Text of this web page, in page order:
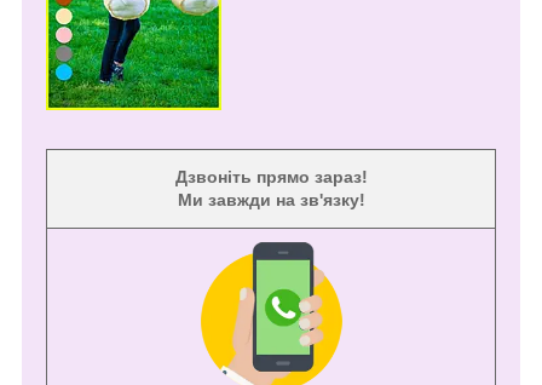
Дзвоніть прямо зараз!
Ми завжди на зв'язку!